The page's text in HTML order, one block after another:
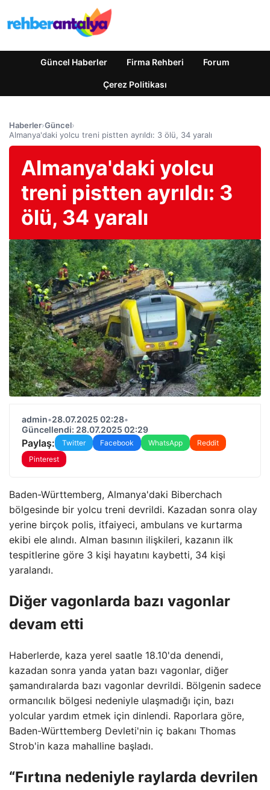
Güncel Haberler Firma Rehberi Forum
Çerez Politikası
Haberler›Güncel›
Almanya'daki yolcu treni pistten ayrıldı: 3 ölü, 34 yaralı
Almanya'daki yolcu
treni pistten ayrıldı: 3
ölü, 34 yaralı
admin•28.07.2025 02:28•
Güncellendi: 28.07.2025 02:29
Paylaş: Twitter Facebook WhatsApp
Reddit
Pinterest
Baden-Württemberg, Almanya'daki Biberchach
bölgesinde bir yolcu treni devrildi. Kazadan sonra olay
yerine birçok polis, itfaiyeci, ambulans ve kurtarma
ekibi ele alındı. Alman basının ilişkileri, kazanın ilk
tespitlerine göre 3 kişi hayatını kaybetti, 34 kişi
yaralandı.
Diğer vagonlarda bazı vagonlar
devam etti
Haberlerde, kaza yerel saatle 18.10'da denendi,
kazadan sonra yanda yatan bazı vagonlar, diğer
şamandıralarda bazı vagonlar devrildi. Bölgenin sadece
ormancılık bölgesi nedeniyle ulaşmadığı için, bazı
yolcular yardım etmek için dinlendi. Raporlara göre,
Baden-Württemberg Devleti'nin iç bakanı Thomas
Strob'in kaza mahalline başladı.
“Fırtına nedeniyle raylarda devrilen